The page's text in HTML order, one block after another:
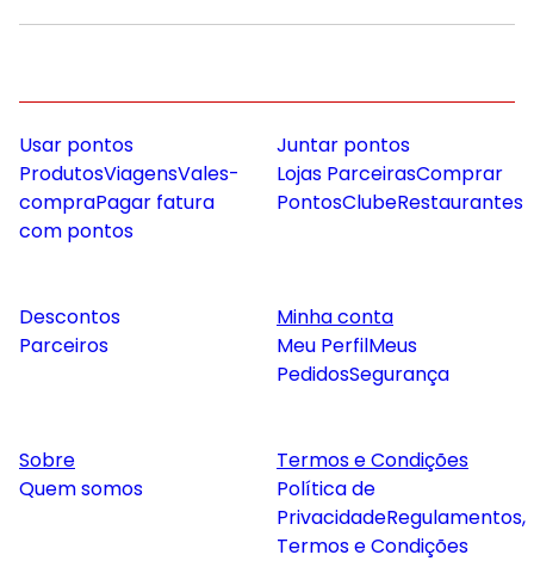
Usar pontos
ProdutosViagensVales-
compraPagar fatura
com pontos
Juntar pontos
Lojas ParceirasComprar
PontosClubeRestaurantes
Descontos
Parceiros
Minha conta
Meu PerfilMeus
PedidosSegurança
Sobre
Quem somos
Termos e Condições
Política de
PrivacidadeRegulamentos,
Termos e Condições